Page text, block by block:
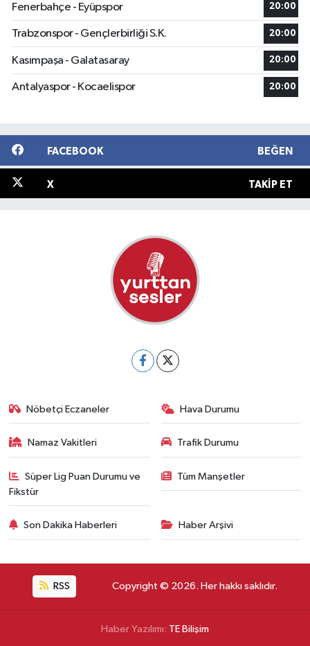
Fenerbahçe - Eyüpspor 20:00
Trabzonspor - Gençlerbirliği S.K. 20:00
Kasımpaşa - Galatasaray 20:00
Antalyaspor - Kocaelispor 20:00
FACEBOOK BEĞEN
X TAKIP ET
Nöbetçi Eczaneler Hava Durumu
Namaz Vakitleri Trafik Durumu
Süper Lig Puan Durumu ve
Fikstür
Tüm Manşetler
Son Dakika Haberleri Haber Arşivi
RSS Copyright © 2026. Her hakkı saklıdır.
Haber Yazılımı: TE Bilişim